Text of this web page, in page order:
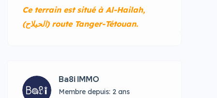
Ce terrain est situé à Al-Hailah,
(الحيلاح) route Tanger-Tétouan.
Ba8i IMMO
Membre depuis: 2 ans